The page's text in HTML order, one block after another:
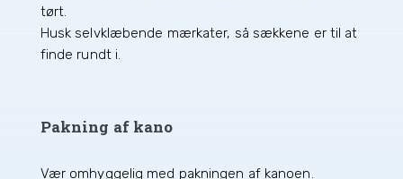
tørt.
Husk selvklæbende mærkater, så sækkene er til at
finde rundt i.
Pakning af kano
Vær omhyggelig med pakningen af kanoen.